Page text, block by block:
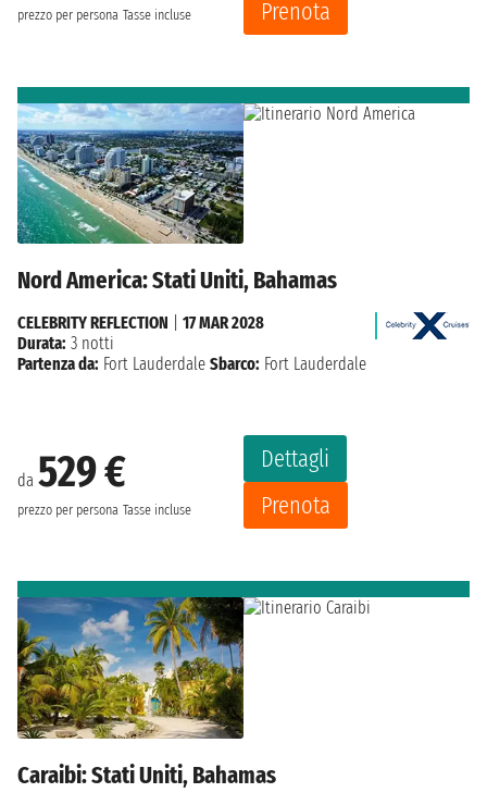
prezzo per persona Tasse incluse
Prenota
Nord America: Stati Uniti, Bahamas
da 529 €
prezzo per persona Tasse incluse
Dettagli
Prenota
CELEBRITY REFLECTION
17 MAR 2028
Durata: 3 notti
Partenza da: Fort Lauderdale Sbarco: Fort Lauderdale
Caraibi: Stati Uniti, Bahamas